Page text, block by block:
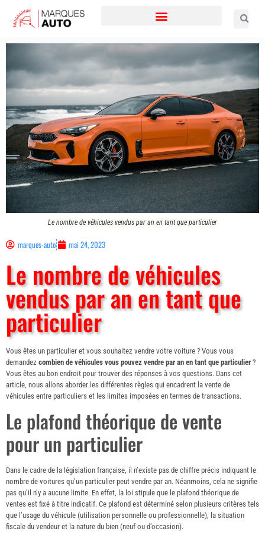
Le nombre de véhicules vendus par an en tant que particulier
marques-auto mai 24, 2023
Le nombre de véhicules
vendus par an en tant que
particulier
Vous êtes un particulier et vous souhaitez vendre votre voiture ? Vous vous
demandez combien de véhicules vous pouvez vendre par an en tant que particulier ?
Vous êtes au bon endroit pour trouver des réponses à vos questions. Dans cet
article, nous allons aborder les différentes règles qui encadrent la vente de
véhicules entre particuliers et les limites imposées en termes de transactions.
Le plafond théorique de vente
pour un particulier
Dans le cadre de la législation française, il n’existe pas de chiffre précis indiquant le
nombre de voitures qu’un particulier peut vendre par an. Néanmoins, cela ne signifie
pas qu’il n’y a aucune limite. En effet, la loi stipule que le plafond théorique de
ventes est fixé à titre indicatif. Ce plafond est déterminé selon plusieurs critères tels
que l’usage du véhicule (utilisation personnelle ou professionnelle), la situation
fiscale du vendeur et la nature du bien (neuf ou d’occasion).